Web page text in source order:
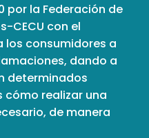
por la Federación de
CECU con el
los consumidores a
dando a
determinados
cómo realizar una
de manera